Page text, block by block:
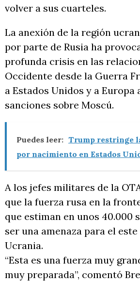
volver a sus cuarteles.
La anexión de la región
por parte de Rusia ha
profunda crisis en las
Occidente desde la Guerra
a Estados Unidos y a Europa
sanciones sobre Moscú.
Puedes leer: Trump restringe
por nacimiento en Estados
A los jefes militares de la
que la fuerza rusa en la
que estiman en unos 40.000
ser una amenaza para el
Ucrania.
“Esta es una fuerza muy
muy preparada”, comentó